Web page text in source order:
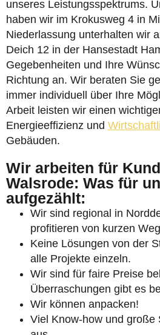
unseres Leistungsspektrums.
haben wir im Krokusweg 4 in
Niederlassung unterhalten wir
Deich 12 in der Hansestadt
Gegebenheiten und Ihre
Richtung an. Wir beraten Sie
immer individuell über Ihre
Arbeit leisten wir einen
Energieeffizienz und
Gebäuden.
Wir arbeiten für
Walsrode: Was für
aufgezählt:
Wir sind regional in
profitieren von kurzen
Keine Lösungen von der
alle Projekte einzeln.
Wir sind für faire Preise
Überraschungen gibt es
Wir können anpacken!
Viel Know-how und große